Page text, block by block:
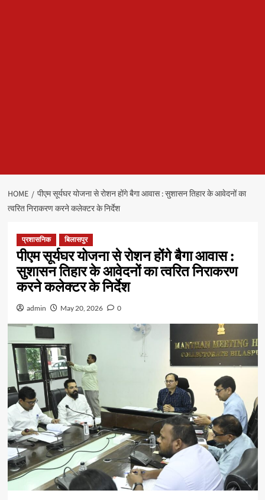
HOME
पीएम सूर्यघर योजना से रोशन होंगे बैगा आवास : सुशासन तिहार के आवेदनों का
त्वरित निराकरण करने कलेक्टर के निर्देश
प्रशासनिक बिलासपुर
पीएम सूर्यघर योजना से रोशन होंगे बैगा आवास :
सुशासन तिहार के आवेदनों का त्वरित निराकरण
करने कलेक्टर के निर्देश
admin May 20, 2026 0